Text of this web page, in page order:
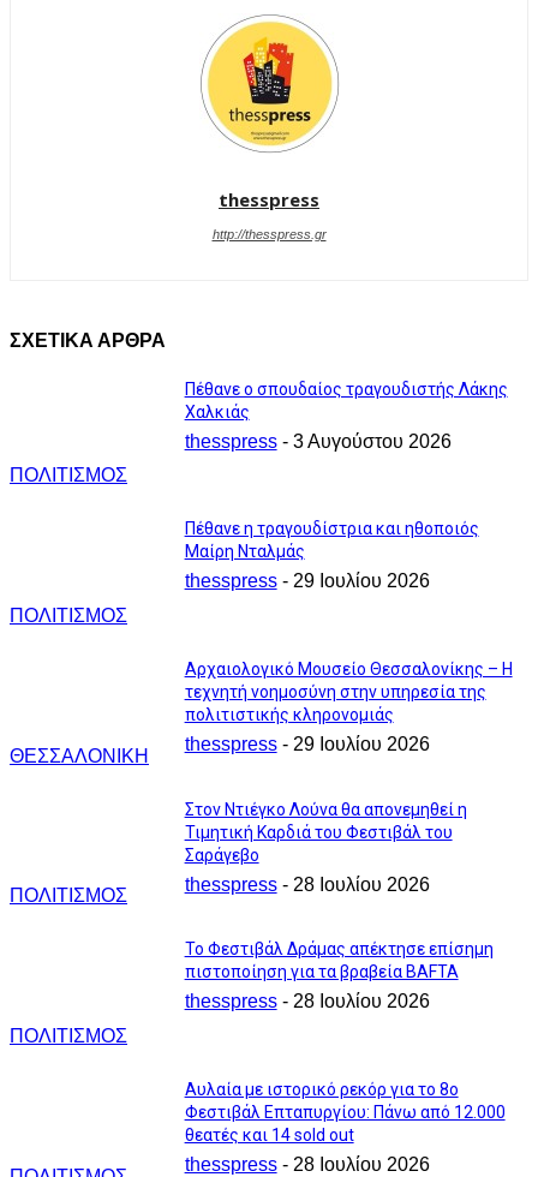
thesspress
http://thesspress.gr
ΣΧΕΤΙΚΑ ΑΡΘΡΑ
ΠΟΛΙΤΙΣΜΟΣ
Πέθανε ο σπουδαίος τραγουδιστής Λάκης
Χαλκιάς
thesspress - 3 Αυγούστου 2026
ΠΟΛΙΤΙΣΜΟΣ
Πέθανε η τραγουδίστρια και ηθοποιός
Μαίρη Νταλμάς
thesspress - 29 Ιουλίου 2026
ΘΕΣΣΑΛΟΝΙΚΗ
Αρχαιολογικό Μουσείο Θεσσαλονίκης – Η
τεχνητή νοημοσύνη στην υπηρεσία της
πολιτιστικής κληρονομιάς
thesspress - 29 Ιουλίου 2026
ΠΟΛΙΤΙΣΜΟΣ
Στον Ντιέγκο Λούνα θα απονεμηθεί η
Τιμητική Καρδιά του Φεστιβάλ του
Σαράγεβο
thesspress - 28 Ιουλίου 2026
ΠΟΛΙΤΙΣΜΟΣ
Το Φεστιβάλ Δράμας απέκτησε επίσημη
πιστοποίηση για τα βραβεία BAFTA
thesspress - 28 Ιουλίου 2026
Αυλαία με ιστορικό ρεκόρ για το 8ο
Φεστιβάλ Επταπυργίου: Πάνω από 12.000
θεατές και 14 sold out
thesspress - 28 Ιουλίου 2026